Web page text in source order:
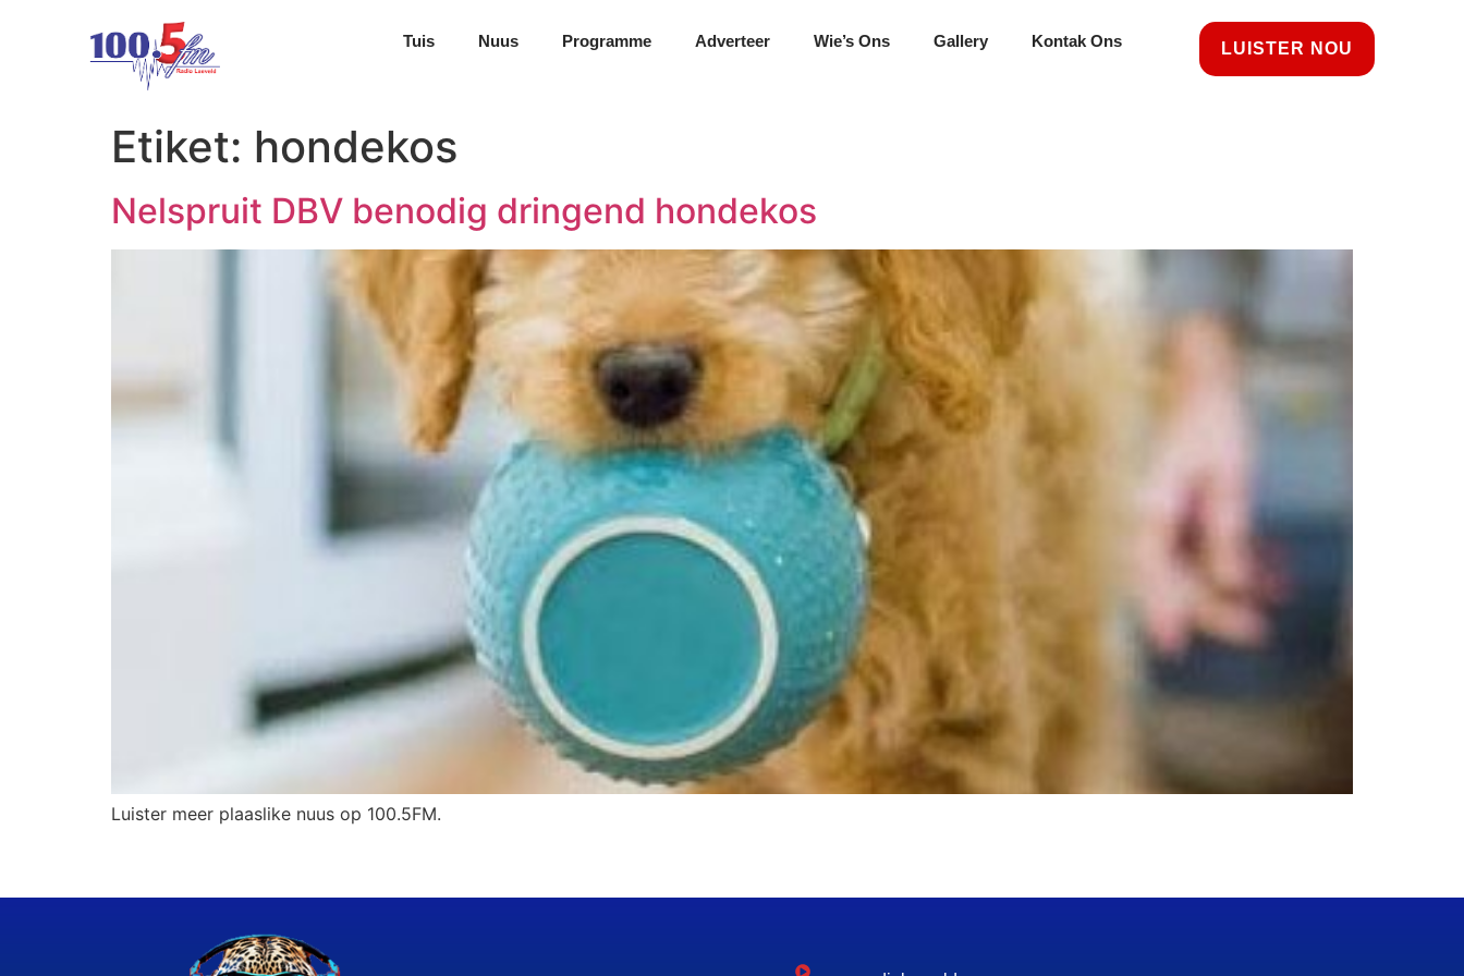
Tuis Nuus Programme Adverteer Wie’s Ons Gallery Kontak Ons LUISTER NOU
Etiket: hondekos
Nelspruit DBV benodig dringend hondekos
Luister meer plaaslike nuus op 100.5FM.